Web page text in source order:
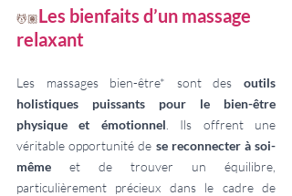
💆🏽Les bienfaits d’un massage
relaxant
Les massages bien-être* sont des outils
holistiques puissants pour le bien-être
physique et émotionnel . Ils offrent une
véritable opportunité de se reconnecter à soi-
même et de trouver un équilibre,
particulièrement précieux dans le cadre de